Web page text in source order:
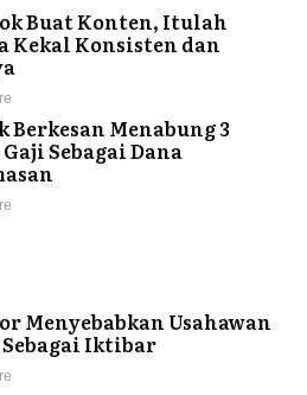
Buat Konten, Itulah
Kekal Konsisten dan
Berkesan Menabung 3
Sebagai Dana
Menyebabkan Usahawan
Iktibar